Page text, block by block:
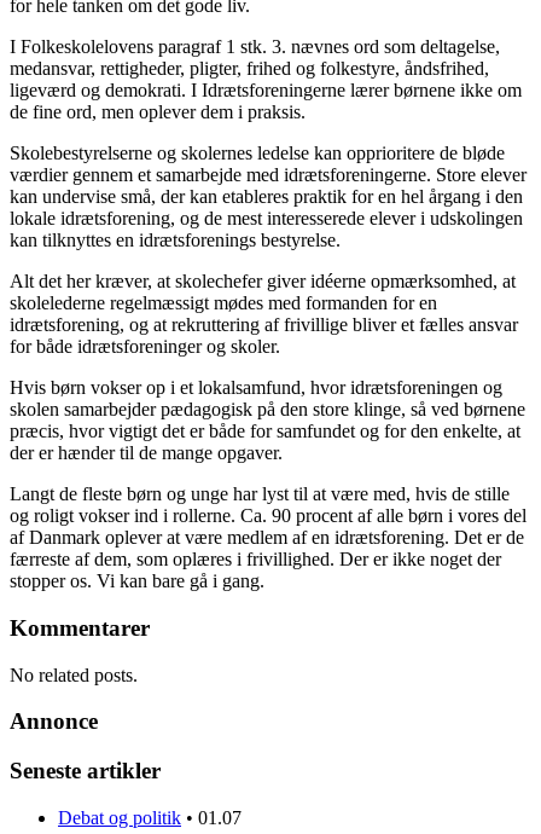
for hele tanken om det gode liv.
I Folkeskolelovens paragraf 1 stk. 3. nævnes ord som deltagelse,
medansvar, rettigheder, pligter, frihed og folkestyre, åndsfrihed,
ligeværd og demokrati. I Idrætsforeningerne lærer børnene ikke om
de fine ord, men oplever dem i praksis.
Skolebestyrelserne og skolernes ledelse kan opprioritere de bløde
værdier gennem et samarbejde med idrætsforeningerne. Store elever
kan undervise små, der kan etableres praktik for en hel årgang i den
lokale idrætsforening, og de mest interesserede elever i udskolingen
kan tilknyttes en idrætsforenings bestyrelse.
Alt det her kræver, at skolechefer giver idéerne opmærksomhed, at
skolelederne regelmæssigt mødes med formanden for en
idrætsforening, og at rekruttering af frivillige bliver et fælles ansvar
for både idrætsforeninger og skoler.
Hvis børn vokser op i et lokalsamfund, hvor idrætsforeningen og
skolen samarbejder pædagogisk på den store klinge, så ved børnene
præcis, hvor vigtigt det er både for samfundet og for den enkelte, at
der er hænder til de mange opgaver.
Langt de fleste børn og unge har lyst til at være med, hvis de stille
og roligt vokser ind i rollerne. Ca. 90 procent af alle børn i vores del
af Danmark oplever at være medlem af en idrætsforening. Det er de
færreste af dem, som oplæres i frivillighed. Der er ikke noget der
stopper os. Vi kan bare gå i gang.
Kommentarer
No related posts.
Annonce
Seneste artikler
Debat og politik • 01.07